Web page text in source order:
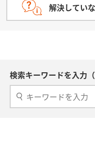
解決してい
検索キーワードを入力